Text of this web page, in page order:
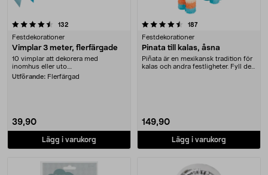
132recensioner
Festdekorationer
Vimplar 3 meter, flerfärgade
10 vimplar att dekorera med
inomhus eller uto....
Utförande: Flerfärgad
39,90
Lägg i varukorg
4.5 av 5 stjärnor 187recensioner
Festdekorationer
Pinata till kalas, åsna
Piñata är en mexikansk tradition för
kalas och andra festligheter. Fyll den
149,90
Lägg i varukorg